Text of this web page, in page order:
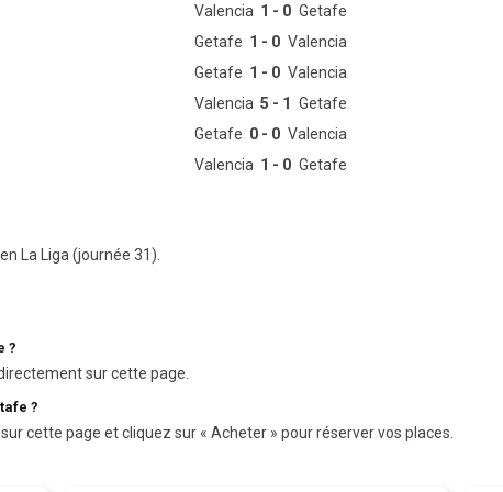
Valencia 1 - 0 Getafe
Getafe 1 - 0 Valencia
Getafe 1 - 0 Valencia
Valencia 5 - 1 Getafe
Getafe 0 - 0 Valencia
Valencia 1 - 0 Getafe
La Liga (journée 31).
?
sur cette page.
?
cette page et cliquez sur « Acheter » pour réserver vos places.